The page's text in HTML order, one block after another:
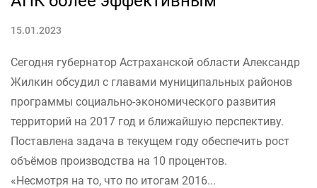
15.01.2023
Сегодня губернатор Астраханской области Александр
Жилкин обсудил с главами муниципальных районов
программы социально-экономического развития
территорий на 2017 год и ближайшую перспективу.
Поставлена задача в текущем году обеспечить рост
объёмов производства на 10 процентов.
«Несмотря на то, что по итогам 2016...